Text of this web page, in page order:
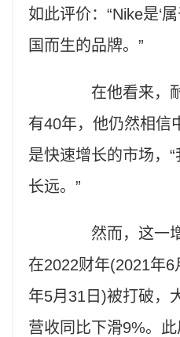
如此评价：“Nike是‘
国而生的品牌。”
在他看来，耐
有40年，他仍然相信
是快速增长的市场，
长远。”
然而，这一
在2022财年(2021年6
年5月31日)被打破，
营收同比下滑9%。此